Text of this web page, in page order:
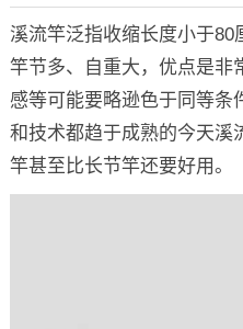
溪流竿泛指收缩长度小于80
竿节多、自重大，优点是非
感等可能要略逊色于同等条
和技术都趋于成熟的今天溪
竿甚至比长节竿还要好用。